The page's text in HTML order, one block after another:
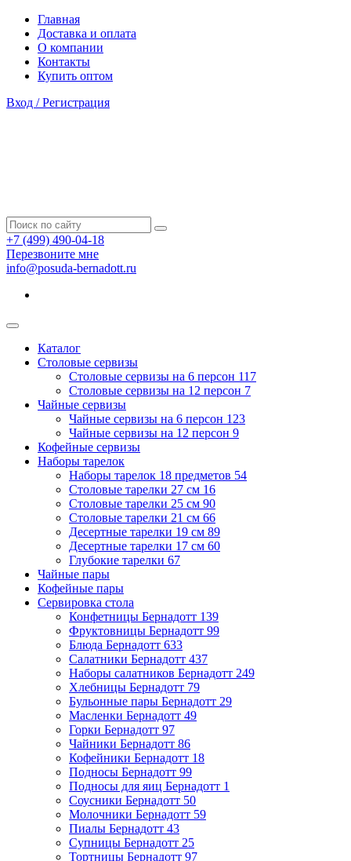
Главная
Доставка и оплата
О компании
Контакты
Купить оптом
Вход / Регистрация
+7 (499) 490-04-18
Перезвоните мне
info@posuda-bernadott.ru
Каталог
Столовые сервизы
Столовые сервизы на 6 персон 117
Столовые сервизы на 12 персон 7
Чайные сервизы
Чайные сервизы на 6 персон 123
Чайные сервизы на 12 персон 9
Кофейные сервизы
Наборы тарелок
Наборы тарелок 18 предметов 54
Столовые тарелки 27 см 16
Столовые тарелки 25 см 90
Столовые тарелки 21 см 66
Десертные тарелки 19 см 89
Десертные тарелки 17 см 60
Глубокие тарелки 67
Чайные пары
Кофейные пары
Сервировка стола
Конфетницы Бернадотт 139
Фруктовницы Бернадотт 99
Блюда Бернадотт 633
Салатники Бернадотт 437
Наборы салатников Бернадотт 249
Хлебницы Бернадотт 79
Бульонные пары Бернадотт 29
Масленки Бернадотт 49
Горки Бернадотт 97
Чайники Бернадотт 86
Кофейники Бернадотт 18
Подносы Бернадотт 99
Подносы для яиц Бернадотт 1
Соусники Бернадотт 50
Молочники Бернадотт 59
Пиалы Бернадотт 43
Супницы Бернадотт 25
Тортницы Бернадотт 97